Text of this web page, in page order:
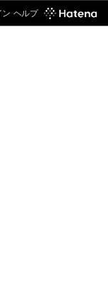
ン ヘルプ